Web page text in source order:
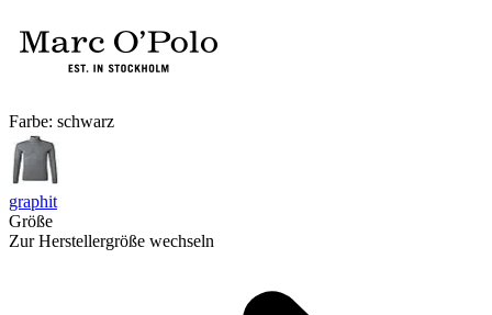
Farbe: schwarz
graphit
Größe
Zur Herstellergröße wechseln